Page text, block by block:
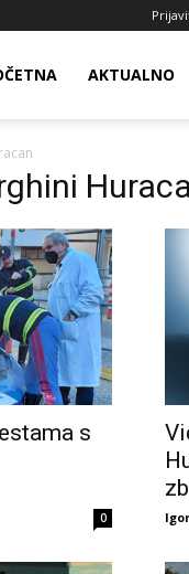
AKTUALNO
s
0